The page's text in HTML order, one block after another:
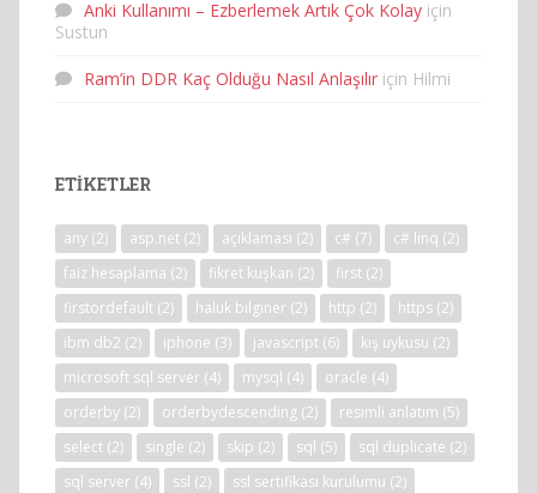
Anki Kullanımı – Ezberlemek Artık Çok Kolay için
Sustun
Ram’in DDR Kaç Olduğu Nasıl Anlaşılır için Hilmi
ETIKETLER
any (2) asp.net (2) açıklaması (2) c# (7) c# linq (2)
faiz hesaplama (2) fikret kuşkan (2) first (2)
firstordefault (2) haluk bilginer (2) http (2) https (2)
ibm db2 (2) iphone (3) javascript (6) kış uykusu (2)
microsoft sql server (4) mysql (4) oracle (4)
orderby (2) orderbydescending (2) resimli anlatım (5)
select (2) single (2) skip (2) sql (5) sql duplicate (2)
sql server (4) ssl (2) ssl sertifikası kurulumu (2)